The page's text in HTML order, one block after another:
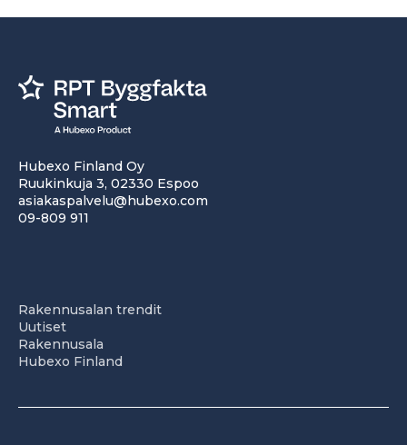
Hubexo Finland Oy
Ruukinkuja 3, 02330 Espoo
asiakaspalvelu@hubexo.com
09-809 911
Rakennusalan trendit
Uutiset
Rakennusala
Hubexo Finland